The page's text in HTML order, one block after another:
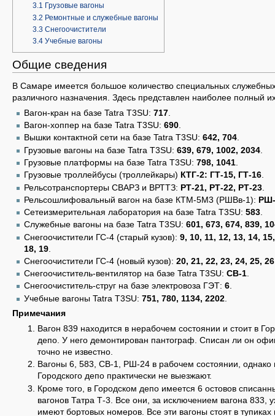
3.1 Грузовые вагоны
3.2 Ремонтные и служебные вагоны
3.3 Снегоочистители
3.4 Учебные вагоны
Общие сведения
В Самаре имеется большое количество специальных
различного назначения. Здесь представлен наиболее полный
Вагон-кран на базе Tatra T3SU:717
Вагон-хоппер на базе Tatra T3SU:690
Вышки контактной сети на базе Tatra T3SU:642, 704.
Грузовые вагоны на базе Tatra T3SU:639, 679, 1002, 2034
Грузовые платформы на базе Tatra T3SU:798, 1041
Грузовые троллейбусы (троллейкары) КТГ-2: ГТ-15, ГТ-16.
Рельсотранспортеры СВАРЗ и ВРТТЗ: РТ-21, РТ-22, РТ-23
Рельсошлифовальный вагон на базе КТМ-5М3 (РШВв-1):
Сетеизмерительная лаборатория на базе Tatra T3SU:583
Служебные вагоны на базе Tatra T3SU:601, 673, 674, 839,
Снегоочистители ГС-4 (старый кузов):9, 10, 11, 12, 13, 14,
18, 19
Снегоочистители ГС-4 (новый кузов):20, 21, 22, 23, 24, 25,
Снегоочиститель-вентилятор на базе Tatra T3SU:СВ-1
Снегоочиститель-струг на базе электровоза ГЭТ:6.
Учебные вагоны Tatra T3SU:751, 780, 1134, 2202
Примечания
Вагон 839 находится в нерабочем состоянии и стоит в
депо. У него демонтирован пантограф. Списан ли он
точно не известно.
Вагоны 6, 583, СВ-1, РШ-24 в рабочем состоянии, однако
Городского депо практически не выезжают.
Кроме того, в Городском депо имеется 6 остовов
вагонов Татра Т-3. Все они, за исключением вагона 833,
имеют бортовых номеров. Все эти вагоны стоят в тупиках